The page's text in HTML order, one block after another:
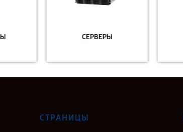
СЕРВЕРЫ
СТРАНИЦЫ